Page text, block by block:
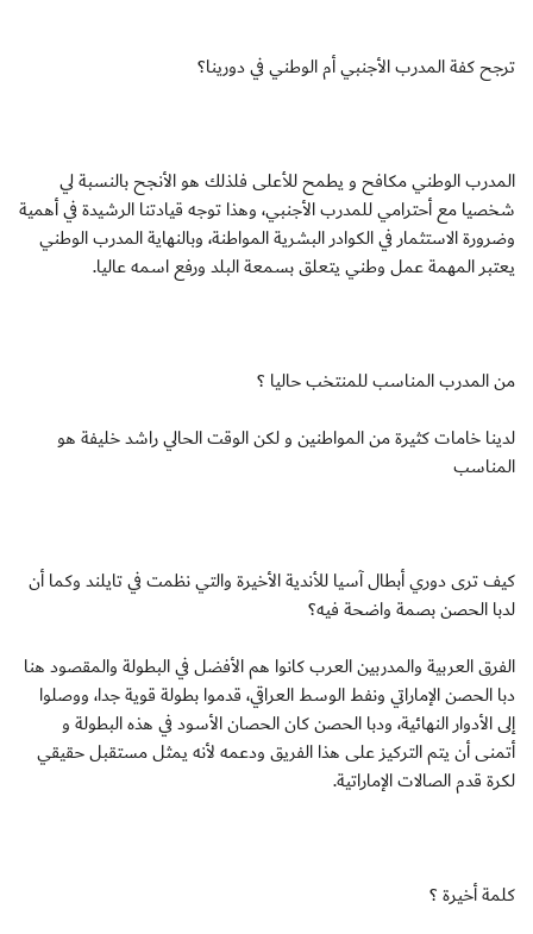
ترجح كفة المدرب الأجنبي أم الوطني في دورينا؟
المدرب الوطني مكافح و يطمح للأعلى فلذلك هو الأنجح بالنسبة لي
شخصيا مع أحترامي للمدرب الأجنبي، وهذا توجه قيادتنا الرشيدة في أهمية
وضرورة الاستثمار في الكوادر البشرية المواطنة، وبالنهاية المدرب الوطني
يعتبر المهمة عمل وطني يتعلق بسمعة البلد ورفع اسمه عاليا.
من المدرب المناسب للمنتخب حاليا ؟
لدينا خامات كثيرة من المواطنين و لكن الوقت الحالي راشد خليفة هو
المناسب
كيف ترى دوري أبطال آسيا للأندية الأخيرة والتي نظمت في تايلند وكما أن
لدبا الحصن بصمة واضحة فيه؟
الفرق العربية والمدربين العرب كانوا هم الأفضل في البطولة والمقصود هنا
دبا الحصن الإماراتي ونفط الوسط العراقي، قدموا بطولة قوية جدا، ووصلوا
إلى الأدوار النهائية، ودبا الحصن كان الحصان الأسود في هذه البطولة و
أتمنى أن يتم التركيز على هذا الفريق ودعمه لأنه يمثل مستقبل حقيقي
لكرة قدم الصالات الإماراتية.
كلمة أخيرة ؟